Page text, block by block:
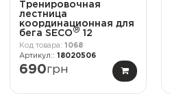
Тренировочная
лестница
координационная для
бега SECO® 12
ступеней 6 м
оранжевого цвета
1068
18020506
690грн